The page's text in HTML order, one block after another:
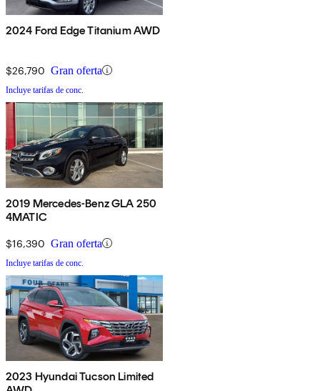
2024 Ford Edge Titanium AWD
$26,790 Gran oferta
Incluye tarifas de conc.
2019 Mercedes-Benz GLA 250
4MATIC
$16,390 Gran oferta
Incluye tarifas de conc.
2023 Hyundai Tucson Limited